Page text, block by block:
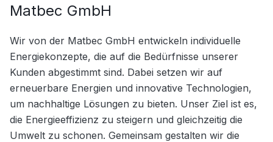
Matbec GmbH
Wir von der Matbec GmbH entwickeln individuelle
Energiekonzepte, die auf die Bedürfnisse unserer
Kunden abgestimmt sind. Dabei setzen wir auf
erneuerbare Energien und innovative Technologien,
um nachhaltige Lösungen zu bieten. Unser Ziel ist es,
die Energieeffizienz zu steigern und gleichzeitig die
Umwelt zu schonen. Gemeinsam gestalten wir die